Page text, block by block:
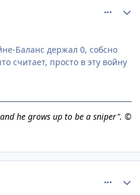
Баланс держал 0, собсно
считает, просто в эту войну
he grows up to be a sniper". ©